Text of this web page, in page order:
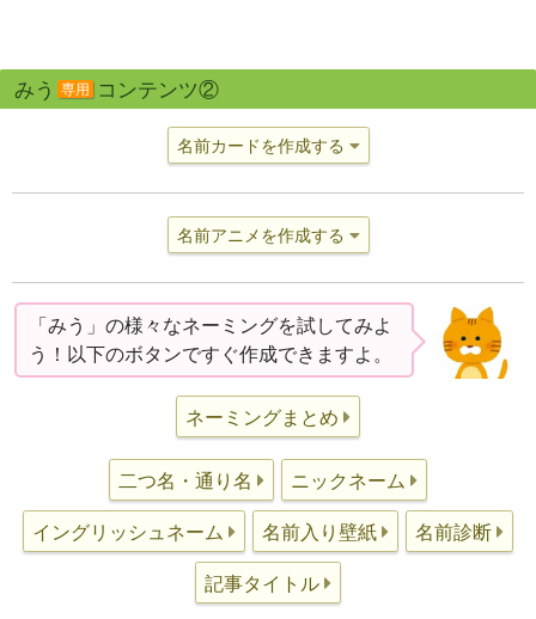
みう 専用 コンテンツ②
名前カードを作成する
名前アニメを作成する
「みう」の様々なネーミングを試してみよ
う！以下のボタンですぐ作成できますよ。
ネーミングまとめ
二つ名・通り名 ニックネーム
イングリッシュネーム 名前入り壁紙 名前診断
記事タイトル